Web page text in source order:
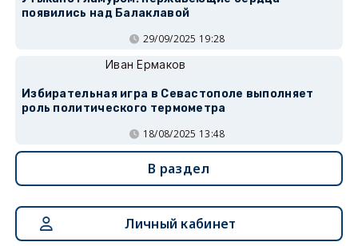
появились над Балаклавой
29/09/2025 19:28
Иван Ермаков
Избирательная игра в Севастополе выполняет
роль политического термометра
18/08/2025 13:48
В раздел
Личный кабинет